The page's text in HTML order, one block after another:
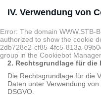
IV. Verwendung von
Error: The domain WWW.STB-
authorized to show the cookie
2db728e2-cf85-4fc5-813a-
group in the Cookiebot
2. Rechtsgrundlage für die
Die Rechtsgrundlage für die
Daten unter Verwendung
DSGVO.